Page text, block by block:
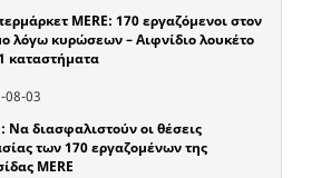
MERE: 170 εργαζόμενοι στον
λόγω κυρώσεων – Αιφνίδιο λουκέτο
καταστήματα
08-03
Να διασφαλιστούν οι θέσεις
των 170 εργαζομένων της
MERE